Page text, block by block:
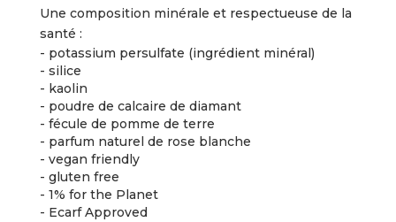
Une composition minérale et respectueuse de la
santé :
- potassium persulfate (ingrédient minéral)
- silice
- kaolin
- poudre de calcaire de diamant
- fécule de pomme de terre
- parfum naturel de rose blanche
- vegan friendly
- gluten free
- 1% for the Planet
- Ecarf Approved